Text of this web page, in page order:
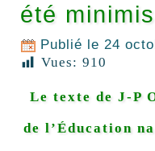
été
Publié le 24
Vues: 910
Le texte de J-P
de l’Éducation